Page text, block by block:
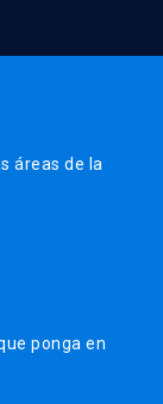
áreas de la
ponga en